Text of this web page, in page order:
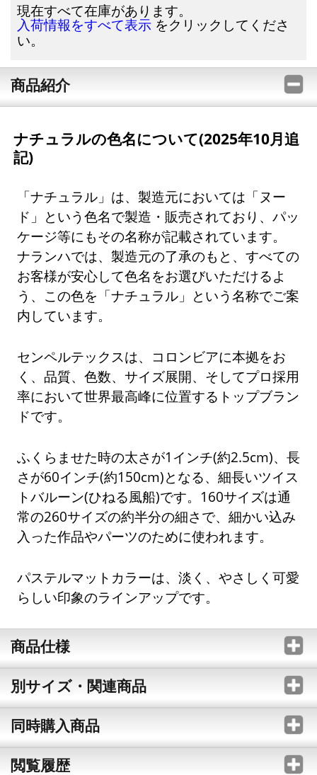
現在すべて在庫があります。
入荷情報をすべて表示 をクリックしてくださ
い。
商品紹介
ナチュラルの色名について(2025年10月追
記)
「ナチュラル」は、製造元においては「ヌー
ド」という色名で製造・販売されており、パッ
ケージ等にもその名称が記載されています。
ナランハでは、製造元の了承のもと、すべての
お客様が安心して色名をお選びいただけるよ
う、この色を「ナチュラル」という名称でご案
内しています。
センペルテックスは、コロンビアに本拠をお
く、品質、色数、サイズ展開、そしてプロ採用
率において世界最高峰に位置するトップブラン
ドです。
ふくらませた時の太さが1インチ(約2.5cm)、長
さが60インチ(約150cm)となる、細長いツイス
トバルーン(ひねる風船)です。160サイズは通
常の260サイズの約半分の細さで、細かい込み
入った作品やパーツのために使われます。
パステルマットカラーは、淡く、やさしく可愛
らしい印象のラインアップです。
商品仕様
別サイズ・関連商品
同時購入商品
閲覧履歴